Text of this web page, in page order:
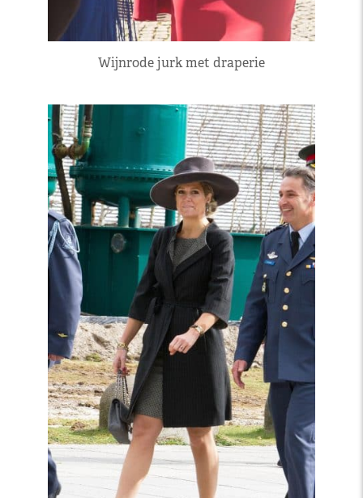
Wijnrode jurk met draperie